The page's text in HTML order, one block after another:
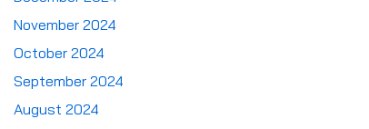
November 2024
October 2024
September 2024
August 2024